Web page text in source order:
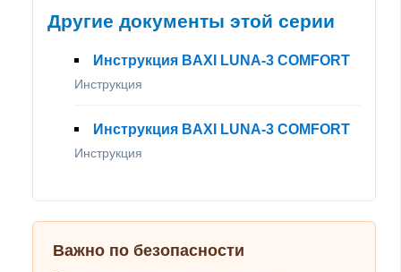
Другие документы этой серии
Инструкция BAXI LUNA-3 COMFORT
Инструкция
Инструкция BAXI LUNA-3 COMFORT
Инструкция
Важно по безопасности